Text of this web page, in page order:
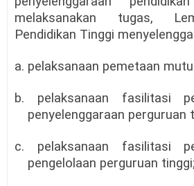
melaksanakan tugas,
Pendidikan Tinggi
a. pelaksanaan pemetaan
b. pelaksanaan fasilitasi
penyelenggaraan perguruan
c. pelaksanaan fasilitasi
pengelolaan perguruan tinggi;